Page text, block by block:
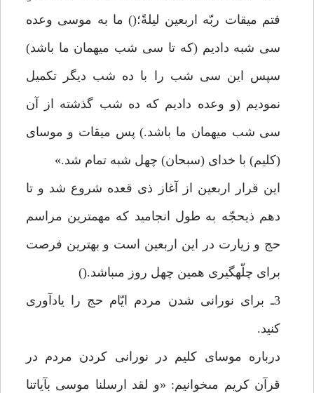
فتم ميقات ربّه اربعين ليلةً؛() ما به موسى وعده
سى شبه داديم (كه تا سى شب ميهمان ما باشد)
سپس اين سى شب را با ده شب ديگر تكميل
نموديم (و وعده داديم كه ده شب گذشته از آن
سى شب ميهمان ما باشد.) پس ميقات و موساى
(كليم) با خداى (سبحان) چهل شبه تمام شد.»
اين قرار اربعين از آغاز ذى قعده شروع شد و تا
دهم ذيحجّه به طول انجاميد كه مهمترين مراسم
حج و زيارت در اين اربعين است و بهترين فرصت
براى چلّهگيرى همين چهل روز مىباشد.()
3ـ براى نورانى شدن مردم ايّام حج را يادآورى
كنيد.
درباره موساى كليم در نورانى كردن مردم در
قرآن كريم مىخوانيم: «و لقد ارسلنا موسى بآياتنا